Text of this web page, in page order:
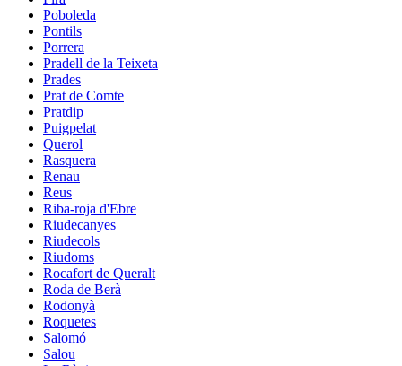
Poboleda
Pontils
Porrera
Pradell de la Teixeta
Prades
Prat de Comte
Pratdip
Puigpelat
Querol
Rasquera
Renau
Reus
Riba-roja d'Ebre
Riudecanyes
Riudecols
Riudoms
Rocafort de Queralt
Roda de Berà
Rodonyà
Roquetes
Salomó
Salou